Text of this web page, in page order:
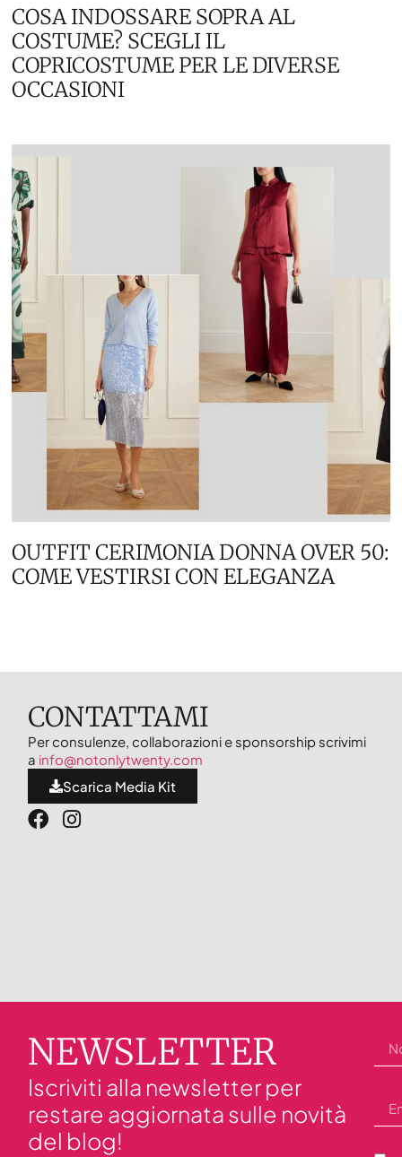
COSA INDOSSARE SOPRA AL
COSTUME? SCEGLI IL
COPRICOSTUME PER LE DIVERSE
OCCASIONI
OUTFIT CERIMONIA DONNA OVER 50:
COME VESTIRSI CON ELEGANZA
CONTATTAMI
Per consulenze, collaborazioni e sponsorship scrivimi
a info@notonlytwenty.com
Scarica Media Kit
NEWSLETTER
Iscriviti alla newsletter per
restare aggiornata sulle novità
del blog!